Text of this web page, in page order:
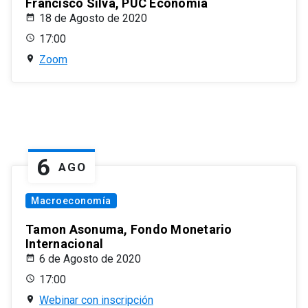
Francisco Silva, PUC Economía
18 de Agosto de 2020
17:00
Zoom
6 AGO
Macroeconomía
Tamon Asonuma, Fondo Monetario
Internacional
6 de Agosto de 2020
17:00
Webinar con inscripción